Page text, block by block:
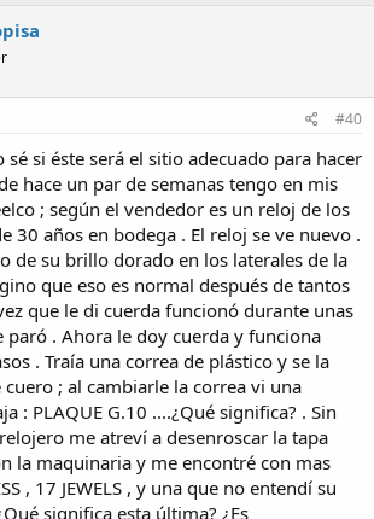
#40
sé si éste será el sitio adecuado para hacer
hace un par de semanas tengo en mis
; según el vendedor es un reloj de los
30 años en bodega . El reloj se ve nuevo .
de su brillo dorado en los laterales de la
que eso es normal después de tantos
que le di cuerda funcionó durante unas
paró . Ahora le doy cuerda y funciona
. Traía una correa de plástico y se la
; al cambiarle la correa vi una
: PLAQUE G.10 ....¿Qué significa? . Sin
me atreví a desenroscar la tapa
la maquinaria y me encontré con mas
, 17 JEWELS , y una que no entendí su
significa esta última? ¿Es